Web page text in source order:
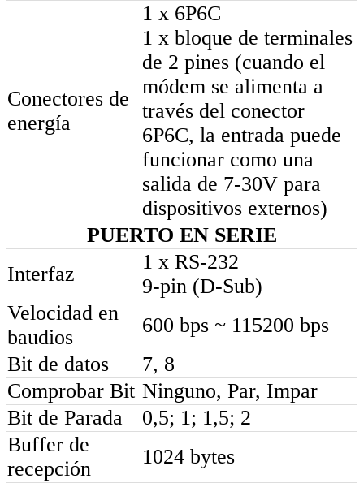
Conectores de
energía
1 x 6P6C
1 x bloque de terminales
de 2 pines (cuando el
módem se alimenta a
través del conector
6P6C, la entrada puede
funcionar como una
salida de 7-30V para
dispositivos externos)
PUERTO EN SERIE
Interfaz
1 x RS-232
9-pin (D-Sub)
Velocidad en
baudios
600 bps ~ 115200 bps
Bit de datos
7, 8
Comprobar Bit Ninguno, Par, Impar
Bit de Parada
0,5; 1; 1,5; 2
Buffer de
recepción
1024 bytes